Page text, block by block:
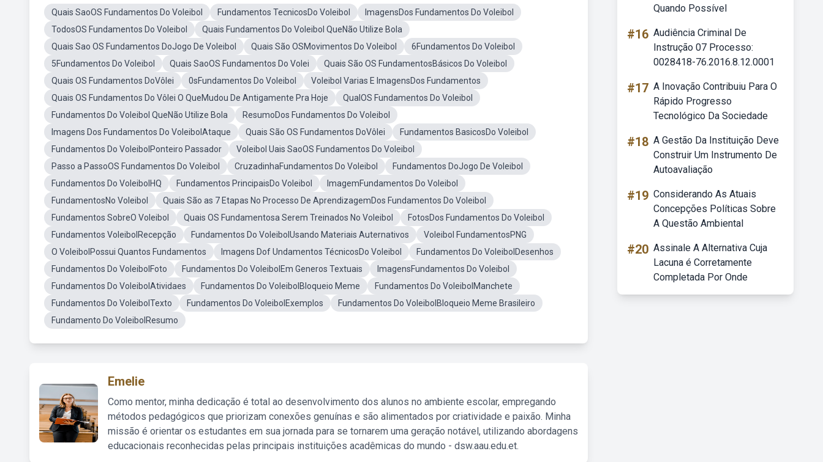
Quais SaoOS Fundamentos Do Voleibol Fundamentos TecnicosDo Voleibol
ImagensDos Fundamentos Do Voleibol
TodosOS Fundamentos Do Voleibol
Quais Fundamentos Do Voleibol QueNão Utilize Bola
Quais Sao OS Fundamentos DoJogo De Voleibol
Quais São OSMovimentos Do Voleibol
6Fundamentos Do Voleibol
5Fundamentos Do Voleibol
Quais SaoOS Fundamentos Do Volei
Quais São OS FundamentosBásicos Do Voleibol
Quais OS Fundamentos DoVôlei
0sFundamentos Do Voleibol
Voleibol Varias E ImagensDos Fundamentos
Quais OS Fundamentos Do Vôlei O QueMudou De Antigamente Pra Hoje
QualOS Fundamentos Do Voleibol
Fundamentos Do Voleibol QueNão Utilize Bola
ResumoDos Fundamentos Do Voleibol
Imagens Dos Fundamentos Do VoleibolAtaque
Quais São OS Fundamentos DoVôlei
Fundamentos BasicosDo Voleibol
Fundamentos Do VoleibolPonteiro Passador
Voleibol Uais SaoOS Fundamentos Do Voleibol
Passo a PassoOS Fundamentos Do Voleibol
CruzadinhaFundamentos Do Voleibol
Fundamentos DoJogo De Voleibol
Fundamentos Do VoleibolHQ
Fundamentos PrincipaisDo Voleibol
ImagemFundamentos Do Voleibol
FundamentosNo Voleibol
Quais São as 7 Etapas No Processo De AprendizagemDos Fundamentos Do Voleibol
Fundamentos SobreO Voleibol
Quais OS Fundamentosa Serem Treinados No Voleibol
FotosDos Fundamentos Do Voleibol
Fundamentos VoleibolRecepção
Fundamentos Do VoleibolUsando Materiais Auternativos
Voleibol FundamentosPNG
O VoleibolPossui Quantos Fundamentos
Imagens Dof Undamentos TécnicosDo Voleibol
Fundamentos Do VoleibolDesenhos
Fundamentos Do VoleibolFoto
Fundamentos Do VoleibolEm Generos Textuais
ImagensFundamentos Do Voleibol
Fundamentos Do VoleibolAtividaes
Fundamentos Do VoleibolBloqueio Meme
Fundamentos Do VoleibolManchete
Fundamentos Do VoleibolTexto
Fundamentos Do VoleibolExemplos
Fundamentos Do VoleibolBloqueio Meme Brasileiro
Fundamento Do VoleibolResumo
Emelie
Como mentor, minha dedicação é total ao desenvolvimento dos alunos no ambiente escolar, empregando
métodos pedagógicos que priorizam conexões genuínas e são alimentados por criatividade e paixão. Minha
missão é orientar os estudantes em sua jornada para se tornarem uma geração notável, utilizando abordagens
educacionais reconhecidas pelas principais instituições acadêmicas do mundo - dsw.aau.edu.et.
Quando Possível
#16 Audiência Criminal De
Instrução 07 Processo:
0028418-76.2016.8.12.0001
#17 A Inovação Contribuiu Para O
Rápido Progresso
Tecnológico Da Sociedade
#18 A Gestão Da Instituição Deve
Construir Um Instrumento De
Autoavaliação
#19 Considerando As Atuais
Concepções Políticas Sobre
A Questão Ambiental
#20 Assinale A Alternativa Cuja
Lacuna é Corretamente
Completada Por Onde